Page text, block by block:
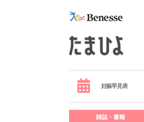
妊娠早見表
雑誌・書籍